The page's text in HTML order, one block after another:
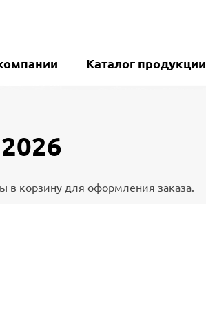
Каталог продукции
в корзину для оформления заказа.